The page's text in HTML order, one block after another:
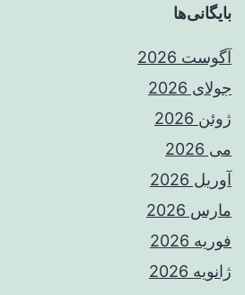
بایگانی‌ها
آگوست 2026
جولای 2026
ژوئن 2026
می 2026
آوریل 2026
مارس 2026
فوریه 2026
ژانویه 2026